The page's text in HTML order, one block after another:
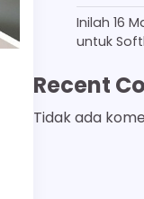
Inilah 16
untuk
Recent
Tidak ada